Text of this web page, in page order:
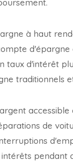
à haut
d'épargne
taux d'intérêt
traditionnels
accessible
de
intérêts pendant